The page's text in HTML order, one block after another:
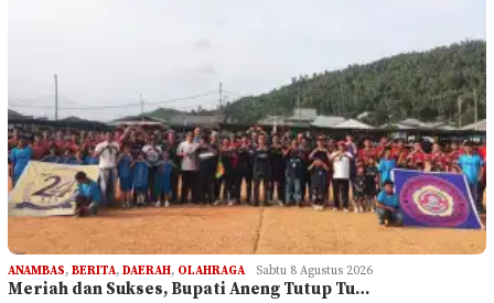
ANAMBAS, BERITA, DAERAH, OLAHRAGA Sabtu 8 Agustus 2026
Meriah dan Sukses, Bupati Aneng Tutup Tu…